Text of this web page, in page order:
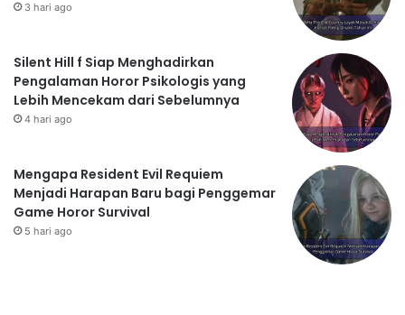
3 hari ago
Silent Hill f Siap Menghadirkan
Pengalaman Horor Psikologis yang
Lebih Mencekam dari Sebelumnya
4 hari ago
Mengapa Resident Evil Requiem
Menjadi Harapan Baru bagi Penggemar
Game Horor Survival
5 hari ago